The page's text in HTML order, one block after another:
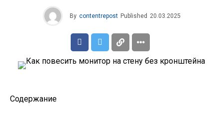
By contentrepost Published 20.03.2025
Содержание